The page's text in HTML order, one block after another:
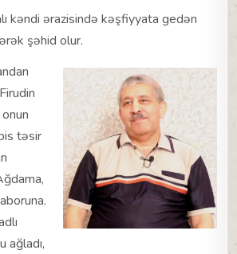
kəndi ərazisində kəşfiyyata gedən
şəhid olur.
təsir
ağladı,